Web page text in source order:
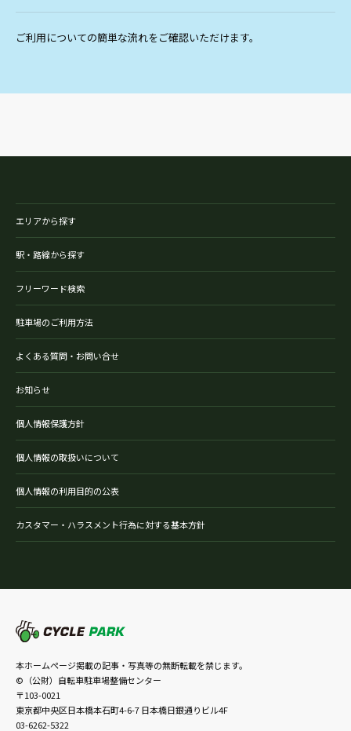
ご利用についての簡単な流れをご確認いただけます。
エリアから探す
駅・路線から探す
フリーワード検索
駐車場のご利用方法
よくある質問・お問い合せ
お知らせ
個人情報保護方針
個人情報の取扱いについて
個人情報の利用目的の公表
カスタマー・ハラスメント行為に対する基本方針
本ホームページ掲載の記事・写真等の無断転載を禁じます。
©（公財）自転車駐車場整備センター
〒103-0021
東京都中央区日本橋本石町4-6-7 日本橋日銀通りビル4F
03-6262-5322